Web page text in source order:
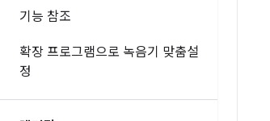
기능 참조
확장 프로그램으로 녹음기 맞춤설
정